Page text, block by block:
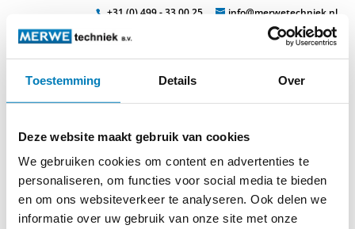
Toestemming Details Over
Deze website maakt gebruik van cookies
We gebruiken cookies om content en advertenties te
personaliseren, om functies voor social media te bieden
en om ons websiteverkeer te analyseren. Ook delen we
informatie over uw gebruik van onze site met onze
+31 (0) 499 - 33 00 25 info@merwetechniek.nl
Veelzijdig in elektrotechnische producten
elsic-dreipunktverriegelung